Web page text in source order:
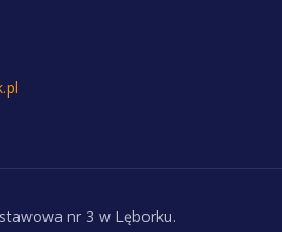
nr 3 w Lęborku.